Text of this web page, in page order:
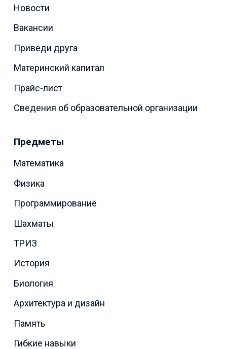
Новости
Вакансии
Приведи друга
Материнский капитал
Прайс-лист
Сведения об образовательной организации
Предметы
Математика
Физика
Программирование
Шахматы
ТРИЗ
История
Биология
Архитектура и дизайн
Память
Гибкие навыки